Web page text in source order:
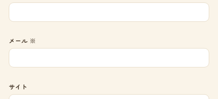
メール ※
サイト